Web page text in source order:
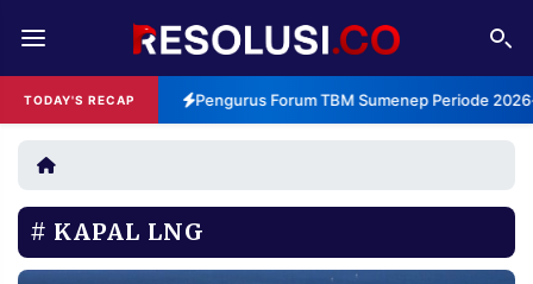
TODAY'S RECAP Pengurus Forum TBM Sumenep Periode
REDAKSI TENTANG
RESOLUSI IKLAN
RUBRIKASI
EDITORIAL AKSARA
KAPAL LNG